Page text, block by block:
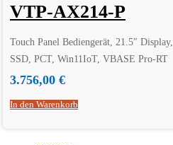
VTP-AX214-P
Touch Panel Bediengerät, 21.5″
SSD, PCT, Win11IoT, VBASE Pro-RT
3.756,00 €
In den Warenkorb